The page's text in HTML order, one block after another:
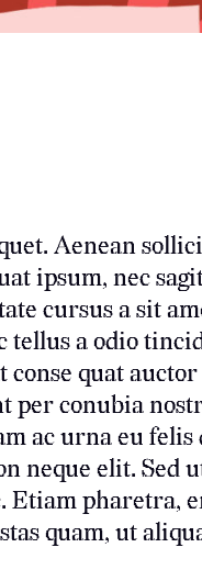
Aenean
ipsum, nec
cursus a sit
tellus a odio
quat
per conubia
ac urna eu felis
neque elit. Sed
pharetra,
quam, ut